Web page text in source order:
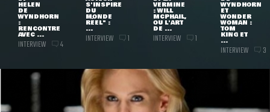
HELEN
DE
WYNDHORN
:
RENCONTRE
AVEC ...
INTERVIEW 4
S'INSPIRE
DU
MONDE
RÉEL" :
...
INTERVIEW 1
VERMINE
: WILL
MCPHAIL,
OU L'ART
DE ...
INTERVIEW 1
WYNDHORN
ET
WONDER
WOMAN :
TOM
KING ET
...
INTERVIEW 3